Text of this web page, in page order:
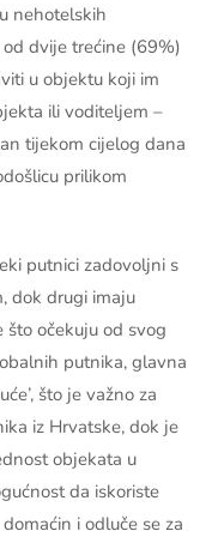
nehotelskih
dvije trećine (69%)
u objektu koji im
ili voditeljem –
tijekom cijelog dana
prilikom
putnici zadovoljni s
dok drugi imaju
što očekuju od svog
putnika, glavna
što je važno za
iz Hrvatske, dok je
objekata u
da iskoriste
i odluče se za